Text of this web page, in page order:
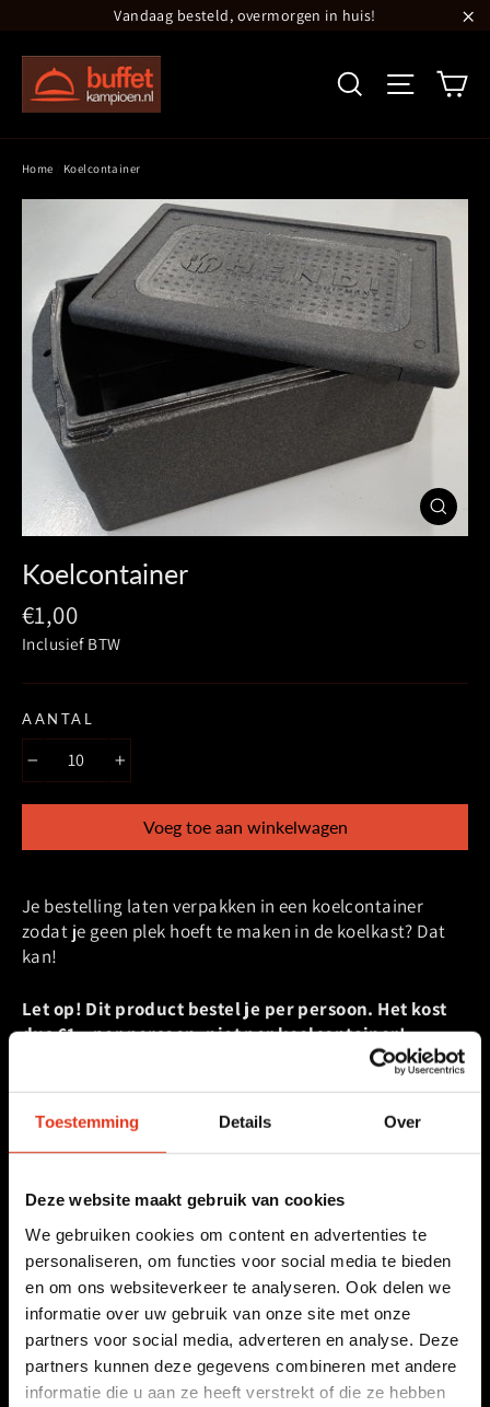
Toestemming Details Over
Deze website maakt gebruik van cookies
We gebruiken cookies om content en advertenties te
personaliseren, om functies voor social media te bieden
en om ons websiteverkeer te analyseren. Ook delen we
informatie over uw gebruik van onze site met onze
partners voor social media, adverteren en analyse. Deze
partners kunnen deze gegevens combineren met andere
informatie die u aan ze heeft verstrekt of die ze hebben
nl.general.accessibility.skip_to_content
Vandaag besteld, overmorgen in huis!
Zoeken Site
Home Koelcontainer
Sluiten
(esc)
Koelcontainer
Prijs
€1,00
Inclusief BTW
AANTAL
Voeg toe aan winkelwagen
Je bestelling laten verpakken in een koelcontainer
zodat je geen plek hoeft te maken in de koelkast? Dat
kan!
Let op! Dit product bestel je per persoon. Het kost
dus €1,- per persoon, niet per koelcontainer!
Het is niet mogelijk om een gedeelte te laten verpakken
in een koelcontainer dus bestel dit artikel voor het
totale aantal personen.
Deel
Deel
op
facebook
Tweet
Tweet
op
twitter
Besteltip!